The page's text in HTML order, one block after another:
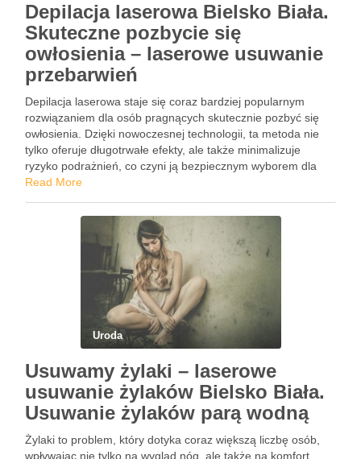
Depilacja laserowa Bielsko Biała.
Skuteczne pozbycie się
owłosienia – laserowe usuwanie
przebarwień
Depilacja laserowa staje się coraz bardziej popularnym
rozwiązaniem dla osób pragnących skutecznie pozbyć się
owłosienia. Dzięki nowoczesnej technologii, ta metoda nie
tylko oferuje długotrwałe efekty, ale także minimalizuje
ryzyko podrażnień, co czyni ją bezpiecznym wyborem dla
wielu osób. Jednak, zanim zdecydujesz się na ten zabieg,
Read More
Uroda
Usuwamy żylaki – laserowe
usuwanie żylaków Bielsko Biała.
Usuwanie żylaków parą wodną
Żylaki to problem, który dotyka coraz większą liczbę osób,
wpływając nie tylko na wygląd nóg, ale także na komfort